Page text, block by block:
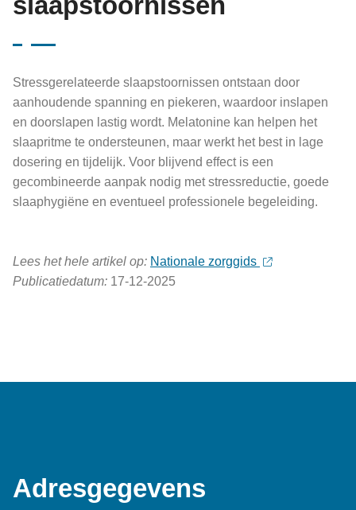
Stressgerelateerde slaapstoornissen ontstaan door
aanhoudende spanning en piekeren, waardoor inslapen
en doorslapen lastig wordt. Melatonine kan helpen het
slaapritme te ondersteunen, maar werkt het best in lage
dosering en tijdelijk. Voor blijvend effect is een
gecombineerde aanpak nodig met stressreductie, goede
slaaphygiëne en eventueel professionele begeleiding.
Lees het hele artikel op: Nationale zorggids
Publicatiedatum: 17-12-2025
Adresgegevens